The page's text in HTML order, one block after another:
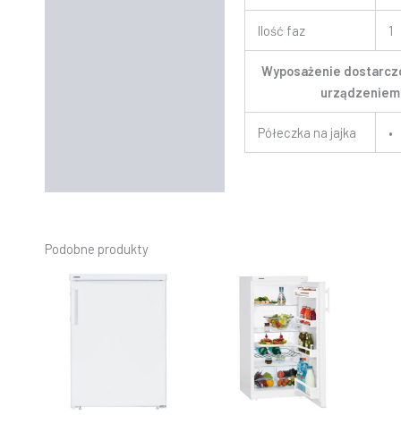
Ilość faz 1
Wyposażenie
urządzeniem
Półeczka na jajka •
Podobne produkty